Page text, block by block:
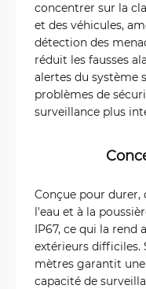
concentrer sur la
et des véhicules,
détection des
réduit les fausses
alertes du système
problèmes de
surveillance plus
Conçue pour durer,
l'eau et à la
IP67, ce qui la rend
extérieurs difficiles.
mètres garantit
capacité de